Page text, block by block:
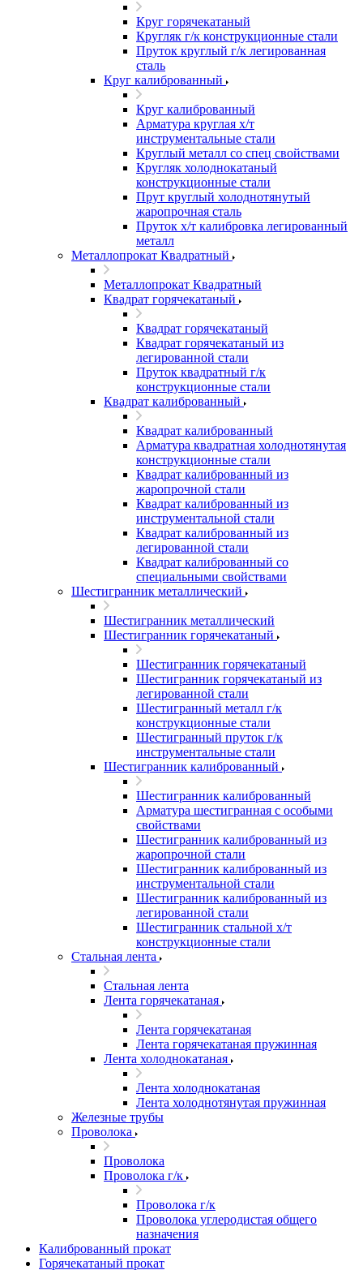
Круг горячекатаный
Кругляк г/к конструкционные стали
Пруток круглый г/к легированная
сталь
Круг калиброванный
Круг калиброванный
Арматура круглая х/т
инструментальные стали
Круглый металл со спец свойствами
Кругляк холоднокатаный
конструкционные стали
Прут круглый холоднотянутый
жаропрочная сталь
Пруток х/т калибровка легированный
металл
Металлопрокат Квадратный
Металлопрокат Квадратный
Квадрат горячекатаный
Квадрат горячекатаный
Квадрат горячекатаный из
легированной стали
Пруток квадратный г/к
конструкционные стали
Квадрат калиброванный
Квадрат калиброванный
Арматура квадратная холоднотянутая
конструкционные стали
Квадрат калиброванный из
жаропрочной стали
Квадрат калиброванный из
инструментальной стали
Квадрат калиброванный из
легированной стали
Квадрат калиброванный со
специальными свойствами
Шестигранник металлический
Шестигранник металлический
Шестигранник горячекатаный
Шестигранник горячекатаный
Шестигранник горячекатаный из
легированной стали
Шестигранный металл г/к
конструкционные стали
Шестигранный пруток г/к
инструментальные стали
Шестигранник калиброванный
Шестигранник калиброванный
Арматура шестигранная с особыми
свойствами
Шестигранник калиброванный из
жаропрочной стали
Шестигранник калиброванный из
инструментальной стали
Шестигранник калиброванный из
легированной стали
Шестигранник стальной х/т
конструкционные стали
Стальная лента
Стальная лента
Лента горячекатаная
Лента горячекатаная
Лента горячекатаная пружинная
Лента холоднокатаная
Лента холоднокатаная
Лента холоднотянутая пружинная
Железные трубы
Проволока
Проволока
Проволока г/к
Проволока г/к
Проволока углеродистая общего
назначения
Калиброванный прокат
Горячекатаный прокат